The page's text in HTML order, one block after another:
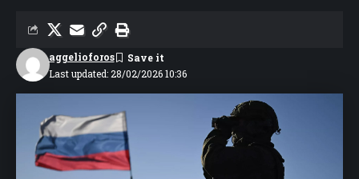
Last updated: 28/02/2026 10:36
aggelioforos